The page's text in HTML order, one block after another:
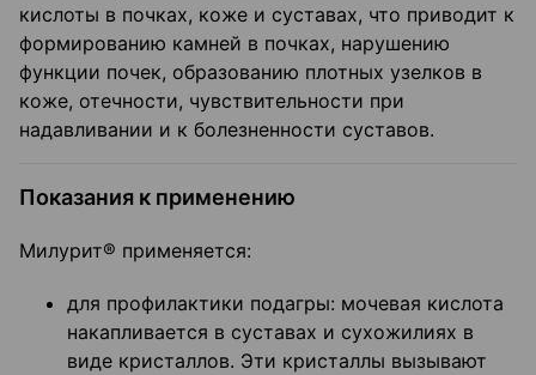
кислоты в почках, коже и суставах, что приводит к
формированию камней в почках, нарушению
функции почек, образованию плотных узелков в
коже, отечности, чувствительности при
надавливании и к болезненности суставов.
Показания к применению
Милурит® применяется:
для профилактики подагры: мочевая кислота
накапливается в суставах и сухожилиях в
виде кристаллов. Эти кристаллы вызывают